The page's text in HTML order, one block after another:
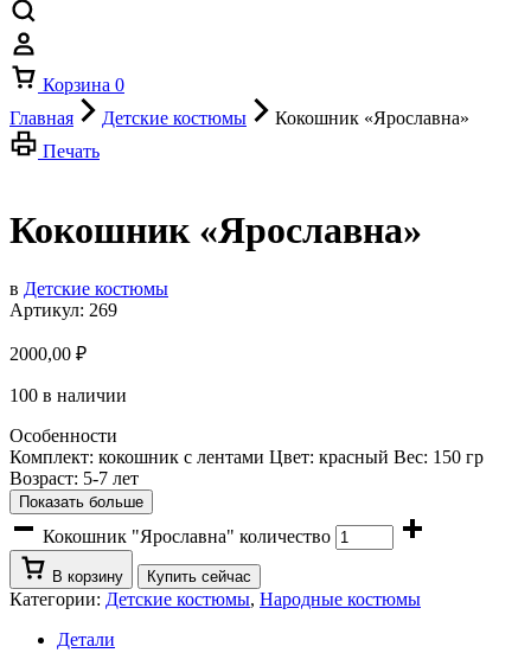
Корзина 0
Главная
Детские костюмы
Кокошник «Ярославна»
Печать
Кокошник «Ярославна»
в Детские костюмы
Артикул: 269
2000,00 ₽
100 в наличии
Особенности
Комплект: кокошник с лентами Цвет: красный Вес: 150 гр
Возраст: 5-7 лет
Показать больше
Кокошник "Ярославна" количество
В корзину Купить сейчас
Категории: Детские костюмы, Народные костюмы
Детали